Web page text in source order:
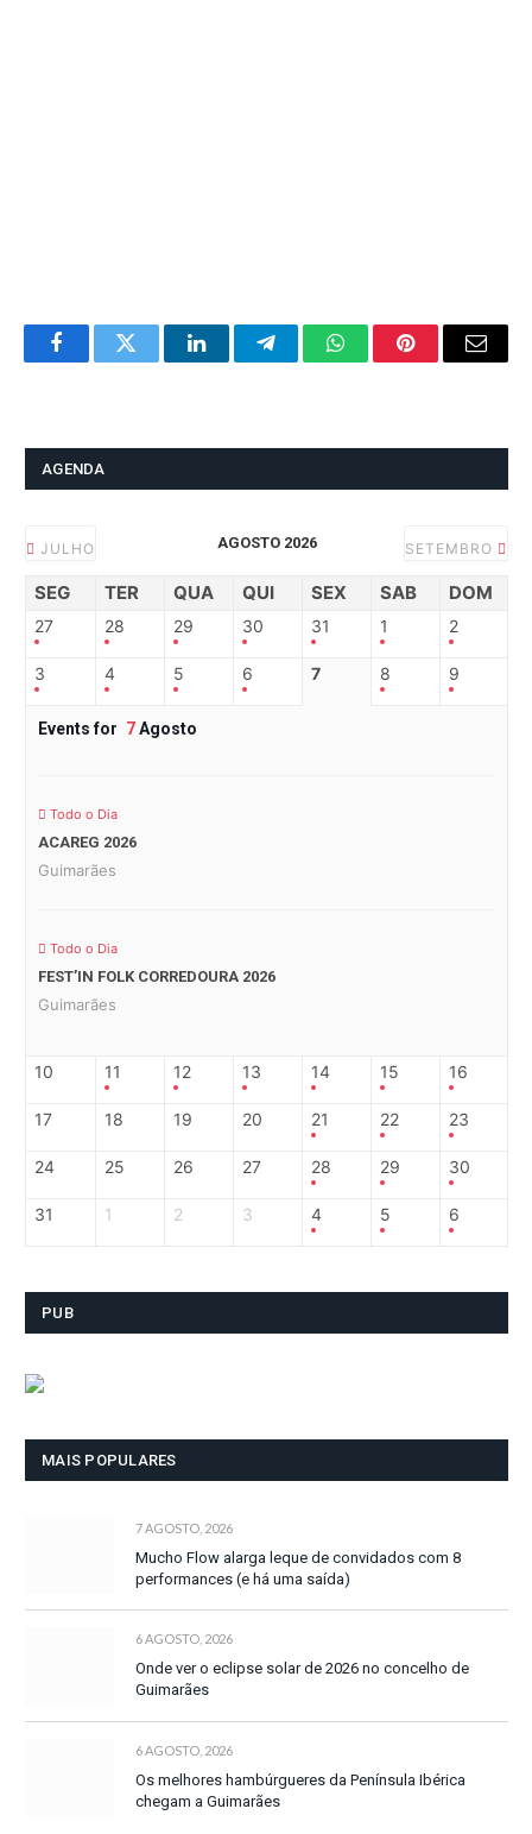
FacebookTwitter LinkedInTelegramWhatsAppPinterestEmail
AGENDA
JULHO AGOSTO 2026 SETEMBRO
SEG TER QUA QUI SEX SAB DOM
27 28 29 30 31 1 2
3 4 5 6 7 8 9
Events for 7Agosto
Todo o Dia
ACAREG 2026
Guimarães
Todo o Dia
FEST’IN FOLK CORREDOURA 2026
Guimarães
10 11 12 13 14 15 16
17 18 19 20 21 22 23
24 25 26 27 28 29 30
31 1 2 3 4 5 6
PUB
MAIS POPULARES
7 AGOSTO, 2026
Mucho Flow alarga leque de convidados com 8
performances (e há uma saída)
6 AGOSTO, 2026
Onde ver o eclipse solar de 2026 no concelho de
Guimarães
6 AGOSTO, 2026
Os melhores hambúrgueres da Península Ibérica
chegam a Guimarães